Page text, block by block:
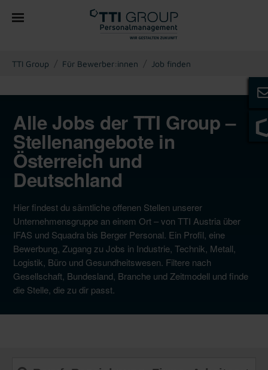
You are here:
TTI Group Für Bewerber:innen Job finden
Alle Jobs der TTI Group –
Stellenangebote in
Österreich und
Deutschland
Hier findest du sämtliche offenen Stellen unserer
Unternehmensgruppe an einem Ort – von TTI Austria über
IFAS und Squadra bis Berger Personal. Ein Profil, eine
Bewerbung, Zugang zu Jobs in Industrie, Technik, Metall,
Logistik, Büro und Gesundheitswesen. Filtere nach
Gesellschaft, Bundesland, Branche und Zeitmodell und finde
die Stelle, die zu dir passt.